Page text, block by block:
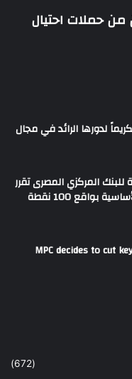
من حملات احتيال
لدورها الرائد في مجال
للبنك المركزي المصرى تقرر
خفض أسعار العائد الأساسية بواقع 100 نقطة
MPC decides to cut
(672)